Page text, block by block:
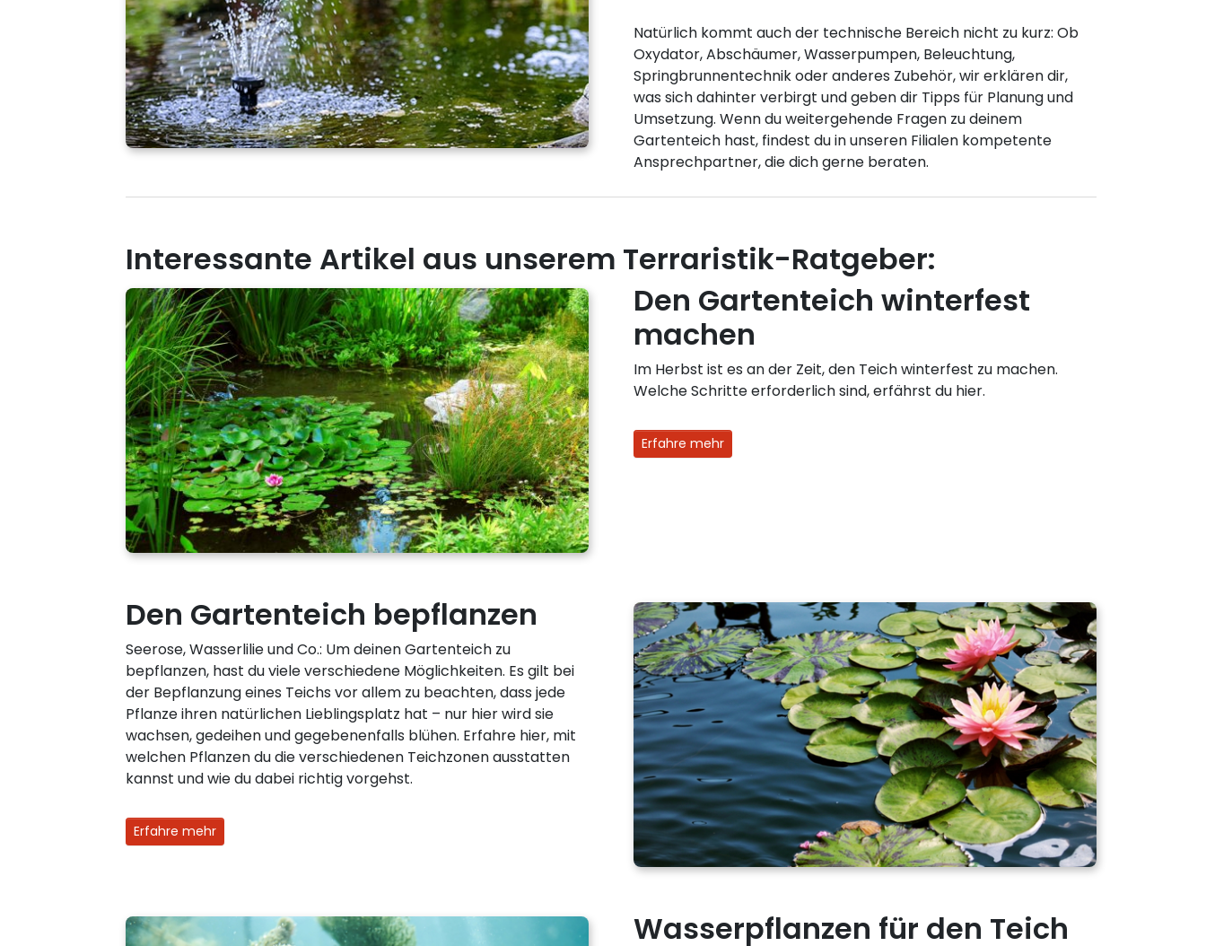
Natürlich kommt auch der technische Bereich nicht zu kurz: Ob
Oxydator, Abschäumer, Wasserpumpen, Beleuchtung,
Springbrunnentechnik oder anderes Zubehör, wir erklären dir,
was sich dahinter verbirgt und geben dir Tipps für Planung und
Umsetzung. Wenn du weitergehende Fragen zu deinem
Gartenteich hast, findest du in unseren Filialen kompetente
Ansprechpartner, die dich gerne beraten.
Interessante Artikel aus unserem Terraristik-Ratgeber:
Den Gartenteich winterfest
machen
Im Herbst ist es an der Zeit, den Teich winterfest zu machen.
Welche Schritte erforderlich sind, erfährst du hier.
Erfahre mehr
Den Gartenteich bepflanzen
Seerose, Wasserlilie und Co.: Um deinen Gartenteich zu
bepflanzen, hast du viele verschiedene Möglichkeiten. Es gilt bei
der Bepflanzung eines Teichs vor allem zu beachten, dass jede
Pflanze ihren natürlichen Lieblingsplatz hat – nur hier wird sie
wachsen, gedeihen und gegebenenfalls blühen. Erfahre hier, mit
welchen Pflanzen du die verschiedenen Teichzonen ausstatten
kannst und wie du dabei richtig vorgehst.
Erfahre mehr
Wasserpflanzen für den Teich